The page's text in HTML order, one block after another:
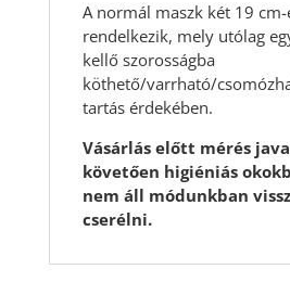
A normál maszk két 19
rendelkezik, mely utólag
kellő szorosságba
köthető/varrható/
tartás érdekében.
Vásárlás előtt mérés
követően higiéniás
nem áll módunkban
cserélni.